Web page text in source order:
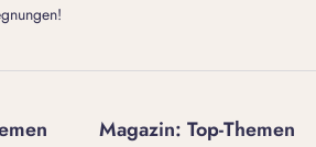
Magazin: Top-Themen